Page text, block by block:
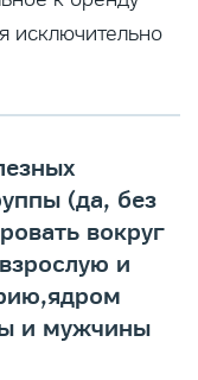
исключительно
(да, без
вокруг
и
и мужчины